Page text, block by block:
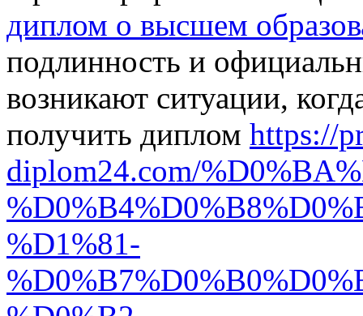
диплом о высшем
подлинность и
возникают ситуации,
получить диплом https://
diplom24.com/
%D1%81-